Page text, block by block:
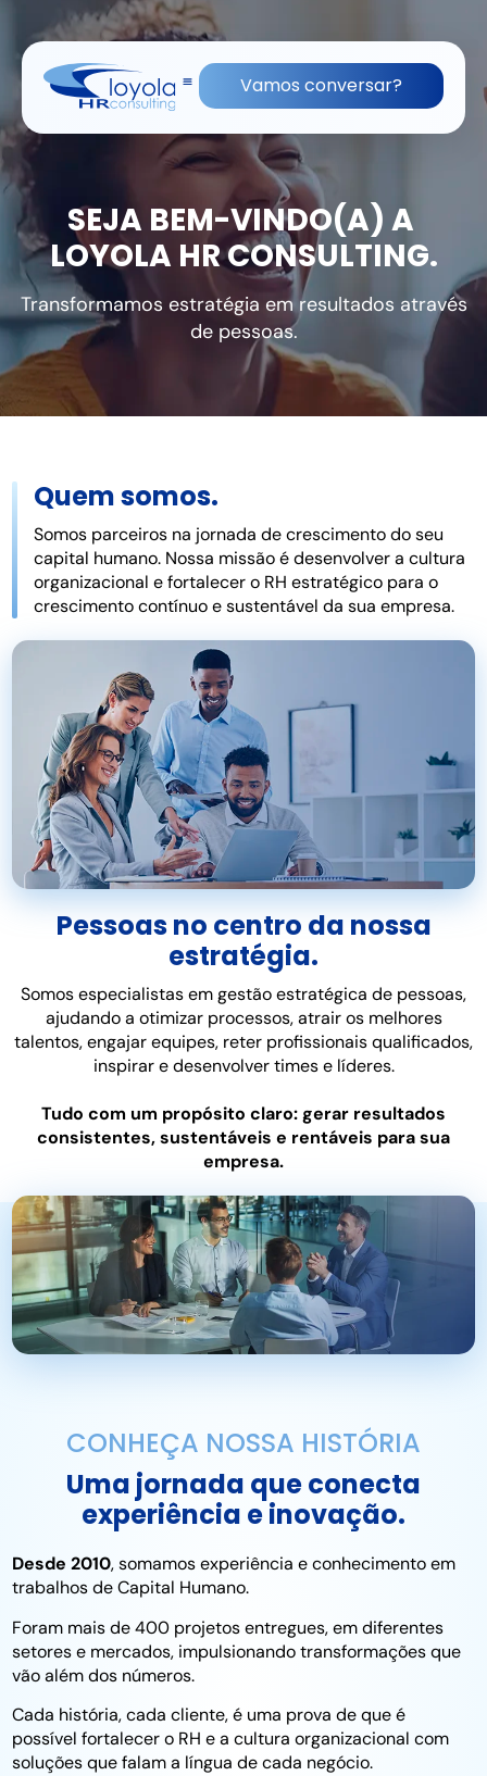
(11) 91836-0813
Vamos conversar?
SEJA BEM-VINDO(A) A
LOYOLA HR CONSULTING.
Transformamos estratégia em resultados através
de pessoas.
Quem somos.
Somos parceiros na jornada de crescimento do seu
capital humano. Nossa missão é desenvolver a cultura
organizacional e fortalecer o RH estratégico para o
crescimento contínuo e sustentável da sua empresa.
Pessoas no centro da nossa
estratégia.
Somos especialistas em gestão estratégica de pessoas,
ajudando a otimizar processos, atrair os melhores
talentos, engajar equipes, reter profissionais qualificados,
inspirar e desenvolver times e líderes.
Tudo com um propósito claro: gerar resultados
consistentes, sustentáveis ​​e rentáveis ​​para sua
empresa.
CONHEÇA NOSSA HISTÓRIA
Uma jornada que conecta
experiência e inovação.
Desde 2010, somamos experiência e conhecimento em
trabalhos de Capital Humano.
Foram mais de 400 projetos entregues, em diferentes
setores e mercados, impulsionando transformações que
vão além dos números.
Cada história, cada cliente, é uma prova de que é
possível fortalecer o RH e a cultura organizacional com
soluções que falam a língua de cada negócio.